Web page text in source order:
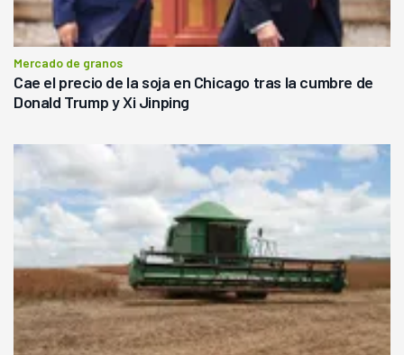
Mercado de granos
Cae el precio de la soja en Chicago tras la cumbre de
Donald Trump y Xi Jinping